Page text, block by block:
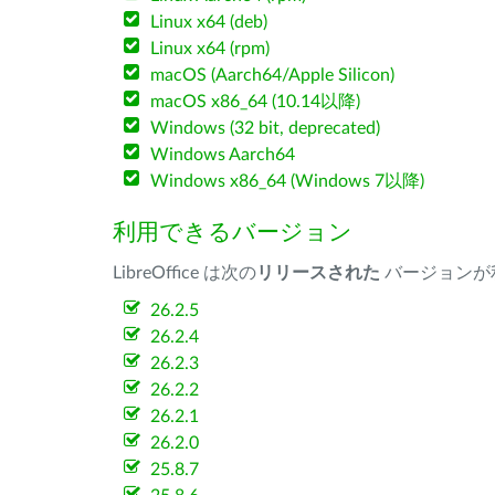
Linux x64 (deb)
Linux x64 (rpm)
macOS (Aarch64/Apple Silicon)
macOS x86_64 (10.14以降)
Windows (32 bit, deprecated)
Windows Aarch64
Windows x86_64 (Windows 7以降)
利用できるバージョン
LibreOffice は次のリリースされた バージョンが
26.2.5
26.2.4
26.2.3
26.2.2
26.2.1
26.2.0
25.8.7